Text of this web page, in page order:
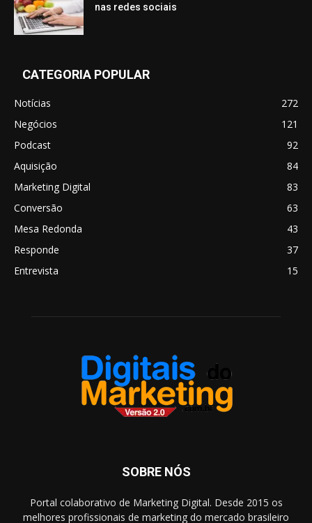
nas redes sociais
CATEGORIA POPULAR
Notícias
272
Negócios
121
Podcast
92
Aquisição
84
Marketing Digital
83
Conversão
63
Mesa Redonda
43
Responde
37
Entrevista
15
SOBRE NÓS
Portal colaborativo de Marketing Digital. Desde 2015 os
melhores profissionais de marketing do mercado brasileiro